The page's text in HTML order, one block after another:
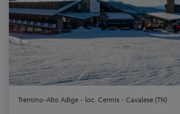
Trentino-Alto Adige - loc. Cermis - Cavalese (TN)